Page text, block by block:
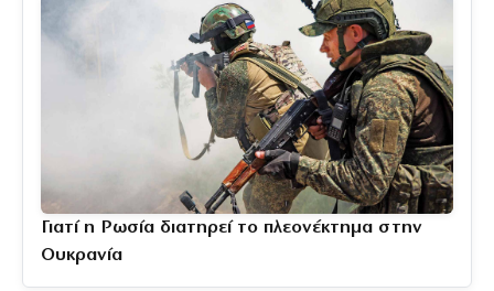
Γιατί η Ρωσία διατηρεί το πλεονέκτημα στην
Ουκρανία